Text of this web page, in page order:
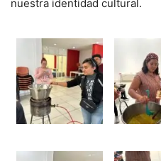
nuestra identidad cultural.